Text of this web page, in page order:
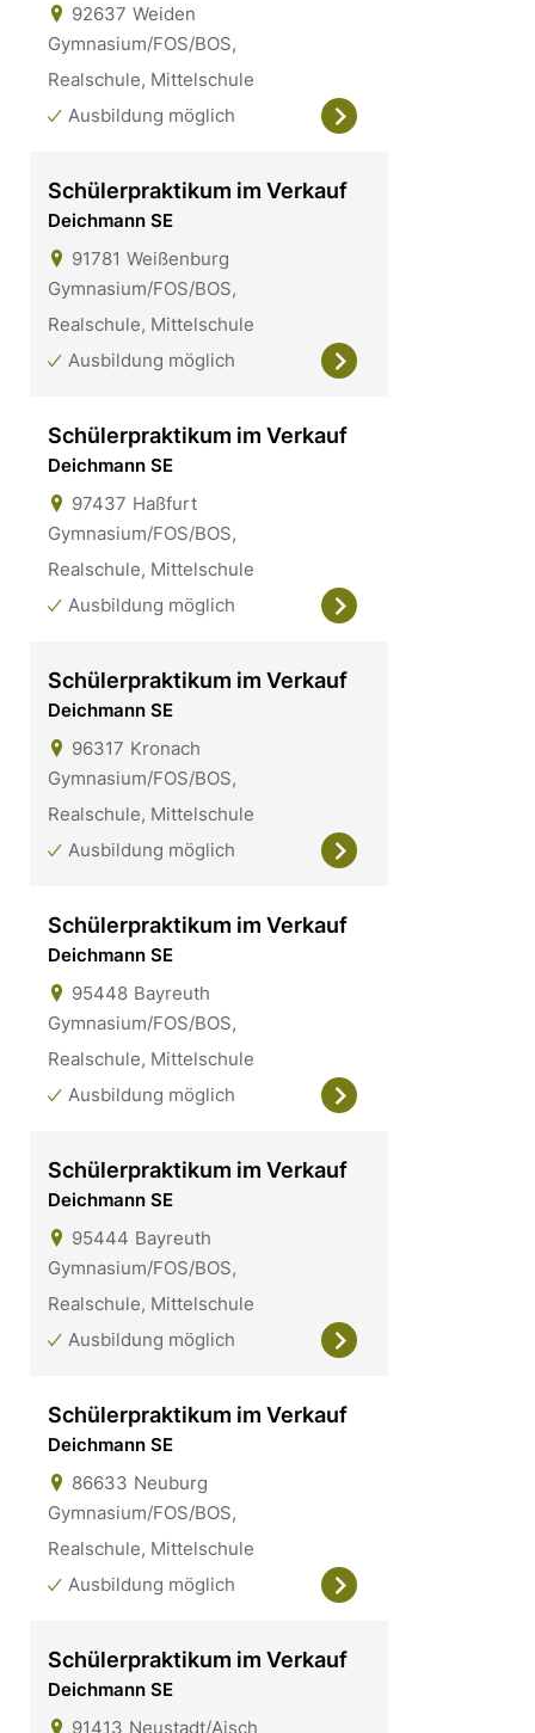
92637 Weiden
Gymnasium/FOS/BOS,
Realschule, Mittelschule
Ausbildung möglich
Schülerpraktikum im Verkauf
Deichmann SE
91781 Weißenburg
Gymnasium/FOS/BOS,
Realschule, Mittelschule
Ausbildung möglich
Schülerpraktikum im Verkauf
Deichmann SE
97437 Haßfurt
Gymnasium/FOS/BOS,
Realschule, Mittelschule
Ausbildung möglich
Schülerpraktikum im Verkauf
Deichmann SE
96317 Kronach
Gymnasium/FOS/BOS,
Realschule, Mittelschule
Ausbildung möglich
Schülerpraktikum im Verkauf
Deichmann SE
95448 Bayreuth
Gymnasium/FOS/BOS,
Realschule, Mittelschule
Ausbildung möglich
Schülerpraktikum im Verkauf
Deichmann SE
95444 Bayreuth
Gymnasium/FOS/BOS,
Realschule, Mittelschule
Ausbildung möglich
Schülerpraktikum im Verkauf
Deichmann SE
86633 Neuburg
Gymnasium/FOS/BOS,
Realschule, Mittelschule
Ausbildung möglich
Schülerpraktikum im Verkauf
Deichmann SE
91413 Neustadt/Aisch